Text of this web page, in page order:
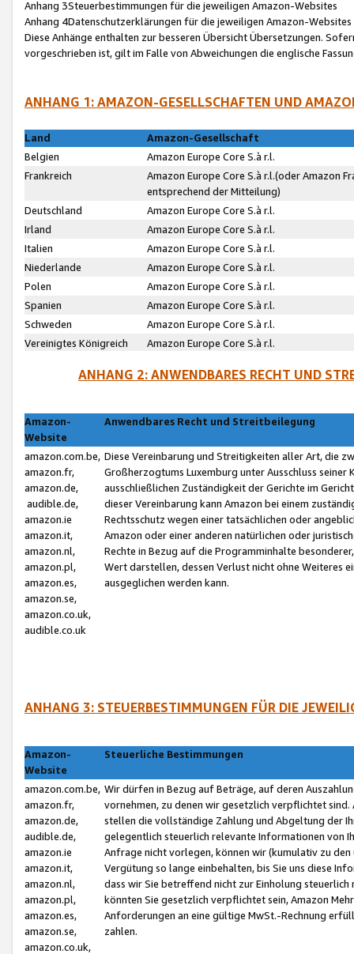
Anhang 3Steuerbestimmungen für die jeweiligen Amazon-Websites
Anhang 4Datenschutzerklärungen für die jeweiligen Amazon-Websites
Diese Anhänge enthalten zur besseren Übersicht Übersetzungen.
vorgeschrieben ist, gilt im Falle von Abweichungen die englische
ANHANG 1: AMAZON-GESELLSCHAFTEN UND
Land
Amazon-Gesellschaft
Belgien
Amazon Europe Core S.à r.l.
Frankreich
Amazon Europe Core S.à r.l.(oder Amazon
entsprechend der Mitteilung)
Deutschland
Amazon Europe Core S.à r.l.
Irland
Amazon Europe Core S.à r.l.
Italien
Amazon Europe Core S.à r.l.
Niederlande
Amazon Europe Core S.à r.l.
Polen
Amazon Europe Core S.à r.l.
Spanien
Amazon Europe Core S.à r.l.
Schweden
Amazon Europe Core S.à r.l.
Vereinigtes Königreich
Amazon Europe Core S.à r.l.
ANHANG 2: ANWENDBARES RECHT UND
Amazon-
Website
Anwendbares Recht und Streitbeilegung
amazon.com.be,
amazon.fr,
amazon.de,
audible.de,
amazon.ie
amazon.it,
amazon.nl,
amazon.pl,
amazon.es,
amazon.se,
amazon.co.uk,
audible.co.uk
Diese Vereinbarung und Streitigkeiten aller Art, die
Großherzogtums Luxemburg unter Ausschluss
ausschließlichen Zuständigkeit der Gerichte im
dieser Vereinbarung kann Amazon bei einem
Rechtsschutz wegen einer tatsächlichen oder
Amazon oder einer anderen natürlichen oder
Rechte in Bezug auf die Programminhalte
Wert darstellen, dessen Verlust nicht ohne Weiteres
ausgeglichen werden kann.
ANHANG 3: STEUERBESTIMMUNGEN FÜR DIE
Amazon-
Website
Steuerliche Bestimmungen
amazon.com.be,
amazon.fr,
amazon.de,
audible.de,
amazon.ie
amazon.it,
amazon.nl,
amazon.pl,
amazon.es,
amazon.se,
amazon.co.uk,
Wir dürfen in Bezug auf Beträge, auf deren
vornehmen, zu denen wir gesetzlich verpflichtet
stellen die vollständige Zahlung und Abgeltung der
gelegentlich steuerlich relevante Informationen von
Anfrage nicht vorlegen, können wir (kumulativ zu
Vergütung so lange einbehalten, bis Sie uns diese
dass wir Sie betreffend nicht zur Einholung
könnten Sie gesetzlich verpflichtet sein, Amazon
Anforderungen an eine gültige MwSt.-Rechnung
zahlen.